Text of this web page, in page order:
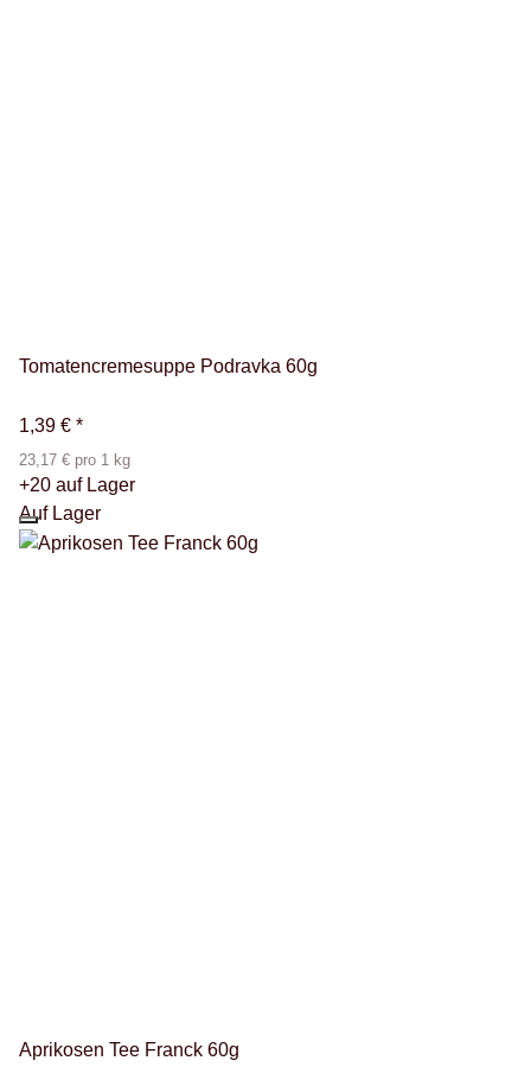
Tomatencremesuppe Podravka 60g
1,39 € *
23,17 € pro 1 kg
+20 auf Lager
Auf Lager
Aprikosen Tee Franck 60g